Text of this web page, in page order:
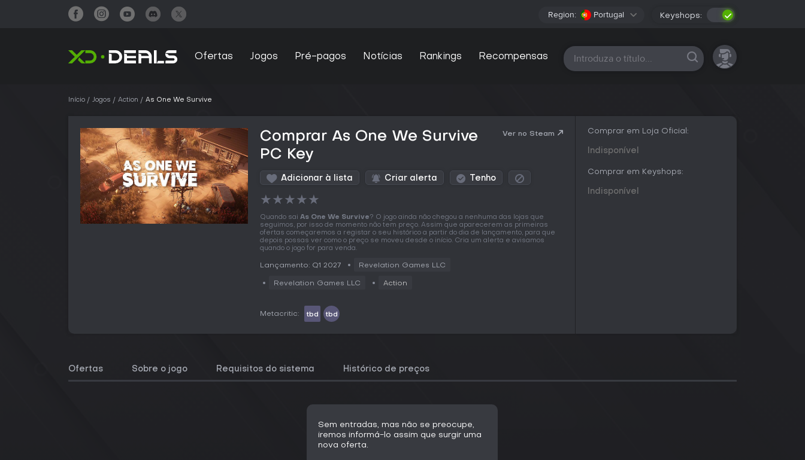
Region: Portugal Keyshops:
Ofertas Jogos Pré-pagos Notícias Rankings Recompensas Todas as plataformas
Início Jogos Action As One We Survive
Comprar As One We Survive
PC Key
Ver no Steam
Adicionar à lista Criar alerta Tenho
★★★★★
Quando sai As One We Survive? O jogo ainda não chegou a nenhuma das lojas que
seguimos, por isso de momento não tem preço. Assim que aparecerem as primeiras
ofertas começaremos a registar o seu histórico a partir do dia de lançamento, para que
depois possas ver como o preço se moveu desde o início. Cria um alerta e avisamos
quando o jogo for para venda.
Lançamento: Q1 2027 Revelation Games LLC
Revelation Games LLC Action
Metacritic: tbd tbd
Comprar em Loja Oficial:
Indisponível
Comprar em Keyshops:
Indisponível
Ofertas Sobre o jogo Requisitos do sistema Histórico de preços
Sem entradas, mas não se preocupe,
iremos informá-lo assim que surgir uma
nova oferta.